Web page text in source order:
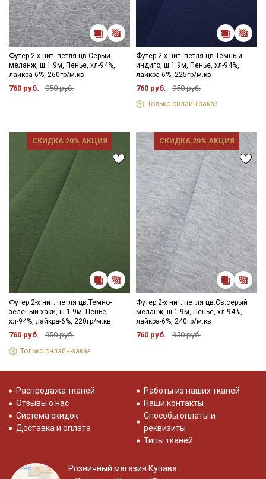
Футер 2-х нит. петля цв.Серый
меланж, ш.1.9м, Пенье, хл-94%,
лайкра-6%, 260гр/м.кв
760 руб. 950 руб.
Футер 2-х нит. петля цв.Темный
индиго, ш.1.9м, Пенье, хл-94%,
лайкра-6%, 225гр/м.кв
760 руб. 950 руб.
Только онлайн-заказ
СКИДКА 20% АКЦИЯ
Футер 2-х нит. петля цв.Темно-
зеленый хаки, ш.1.9м, Пенье,
хл-94%, лайкра-6%, 220гр/м.кв
760 руб. 950 руб.
Только онлайн-заказ
СКИДКА 20% АКЦИЯ
Футер 2-х нит. петля цв.Св.серый
меланж, ш.1.9м, Пенье, хл-94%,
лайкра-6%, 240гр/м.кв
760 руб. 950 руб.
Распродажа тканей
Отзывы о нас
Система скидок
Доставка и оплата
Работы из наших тканей
Наши контакты
Способы оплаты и
реквизиты
Типы тканей
Розничный магазин Купава
Секретная рассылка от Купава
промокоды и скидки до 30% на узкие
категории тканей
Электронная почта
Подписаться
Политикой обработки персональных
Согласие на обработку персональных
Даю Согласие на получение рекламных и
информационных рассылок